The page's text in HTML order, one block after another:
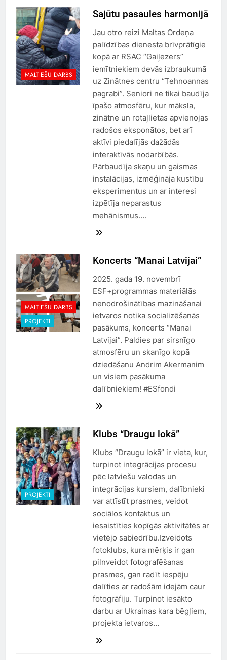
MALTIEŠU DARBS
Sajūtu pasaules harmonijā
Jau otro reizi Maltas Ordeņa
palīdzības dienesta brīvprātīgie
kopā ar RSAC “Gaiļezers”
iemītniekiem devās izbraukumā
uz Zinātnes centru “Tehnoannas
pagrabi”. Seniori ne tikai baudīja
īpašo atmosfēru, kur māksla,
zinātne un rotaļlietas apvienojas
radošos eksponātos, bet arī
aktīvi piedalījās dažādās
interaktīvās nodarbībās.
Pārbaudīja skaņu un gaismas
instalācijas, izmēģināja kustību
eksperimentus un ar interesi
izpētīja neparastus
mehānismus….
MALTIEŠU DARBS
PROJEKTI
Koncerts “Manai Latvijai”
2025. gada 19. novembrī
ESF+programmas materiālās
nenodrošinātības mazināšanai
ietvaros notika socializēšanās
pasākums, koncerts “Manai
Latvijai”. Paldies par sirsnīgo
atmosfēru un skanīgo kopā
dziedāšanu Andrim Akermanim
un visiem pasākuma
dalībniekiem! #ESfondi
PROJEKTI
Klubs “Draugu lokā”
Klubs “Draugu lokā” ir vieta, kur,
turpinot integrācijas procesu
pēc latviešu valodas un
integrācijas kursiem, dalībnieki
var attīstīt prasmes, veidot
sociālos kontaktus un
iesaistīties kopīgās aktivitātēs ar
vietējo sabiedrību.Izveidots
fotoklubs, kura mērķis ir gan
pilnveidot fotografēšanas
prasmes, gan radīt iespēju
dalīties ar radošām idejām caur
fotogrāfiju. Turpinot iesākto
darbu ar Ukrainas kara bēgļiem,
projekta ietvaros…